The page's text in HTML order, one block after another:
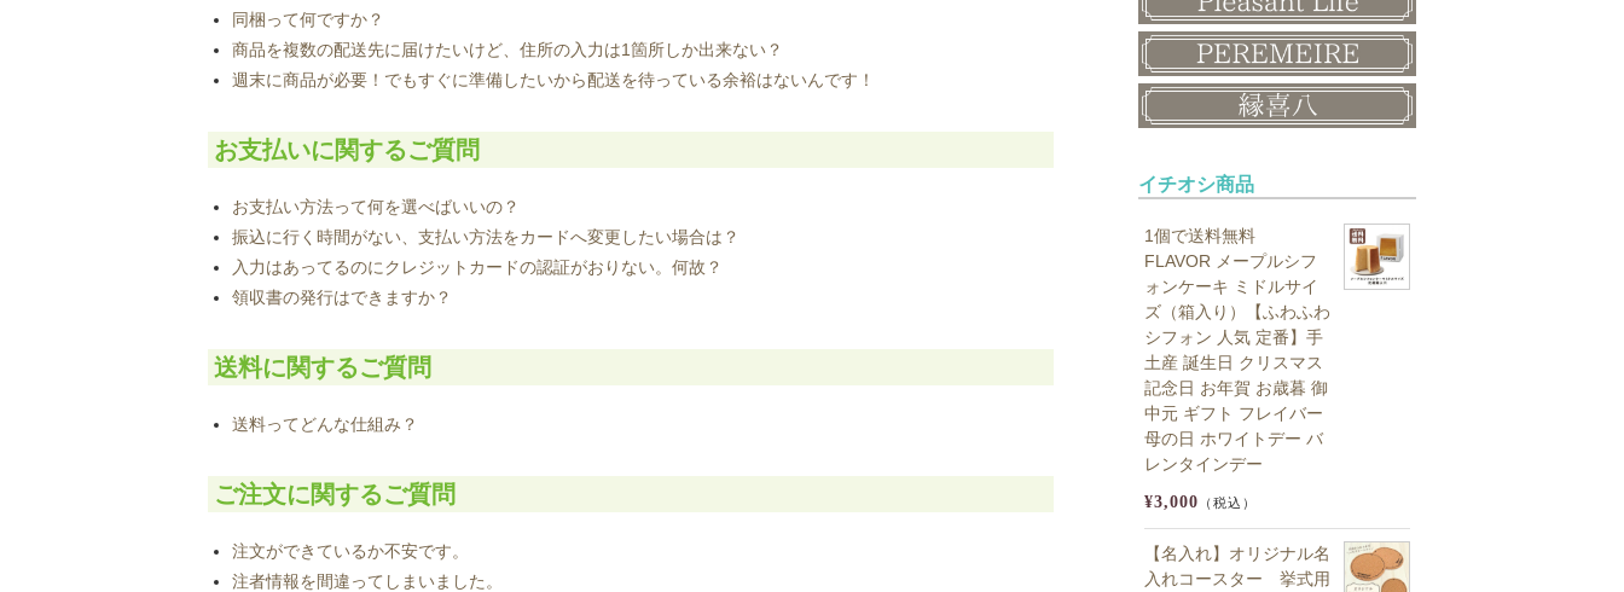
同梱って何ですか？
商品を複数の配送先に届けたいけど、住所の入力は1箇所しか出来ない？
週末に商品が必要！でもすぐに準備したいから配送を待っている余裕はないんです！
お支払いに関するご質問
お支払い方法って何を選べばいいの？
振込に行く時間がない、支払い方法をカードへ変更したい場合は？
入力はあってるのにクレジットカードの認証がおりない。何故？
領収書の発行はできますか？
送料に関するご質問
送料ってどんな仕組み？
ご注文に関するご質問
注文ができているか不安です。
注者情報を間違ってしまいました。
イチオシ商品
1個で送料無料
FLAVOR メープルシフ
ォンケーキ ミドルサイ
ズ（箱入り）【ふわふわ
シフォン 人気 定番】手
土産 誕生日 クリスマス
記念日 お年賀 お歳暮 御
中元 ギフト フレイバー
母の日 ホワイトデー バ
レンタインデー
¥3,000 （税込）
【名入れ】オリジナル名
入れコースター 挙式用